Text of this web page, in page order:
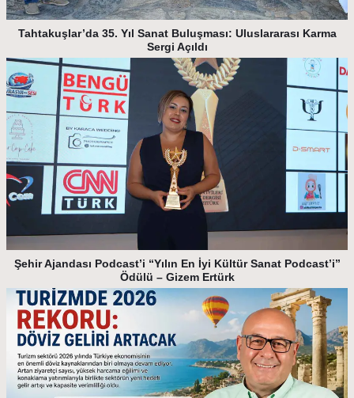
Tahtakuşlar’da 35. Yıl Sanat Buluşması: Uluslararası Karma
Sergi Açıldı
Şehir Ajandası Podcast’i “Yılın En İyi Kültür Sanat Podcast’i”
Ödülü – Gizem Ertürk